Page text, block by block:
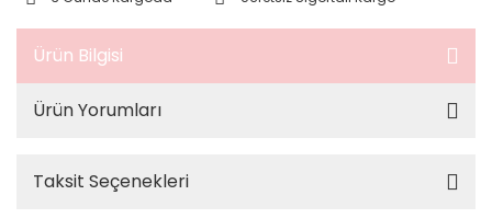
Ürün Bilgisi
Ürün Yorumları
Taksit Seçenekleri